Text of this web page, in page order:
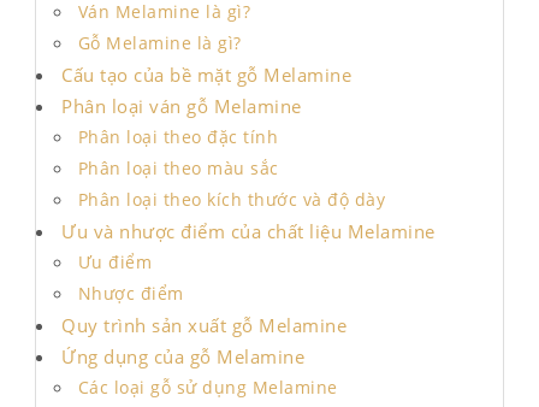
Ván Melamine là gì?
Gỗ Melamine là gì?
Cấu tạo của bề mặt gỗ Melamine
Phân loại ván gỗ Melamine
Phân loại theo đặc tính
Phân loại theo màu sắc
Phân loại theo kích thước và độ dày
Ưu và nhược điểm của chất liệu Melamine
Ưu điểm
Nhược điểm
Quy trình sản xuất gỗ Melamine
Ứng dụng của gỗ Melamine
Các loại gỗ sử dụng Melamine